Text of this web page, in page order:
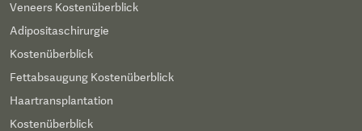
Veneers Kostenüberblick
Adipositaschirurgie
Kostenüberblick
Fettabsaugung Kostenüberblick
Haartransplantation
Kostenüberblick